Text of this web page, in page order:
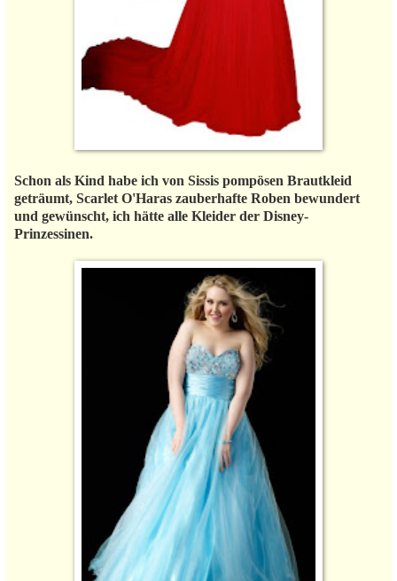
Schon als Kind habe ich von Sissis pompösen Brautkleid
geträumt, Scarlet O'Haras zauberhafte Roben bewundert
und gewünscht, ich hätte alle Kleider der Disney-
Prinzessinen.